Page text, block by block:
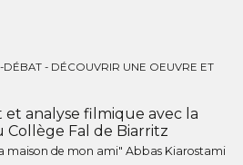
DÉBAT - DÉCOUVRIR UNE OEUVRE ET
et analyse filmique avec la
Collège Fal de Biarritz
maison de mon ami" Abbas Kiarostami